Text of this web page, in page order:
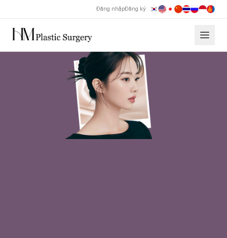
Đăng nhậpĐăng ký
Phẫu thuật chỉnh sửa mũi gồ Thẩm mỹ Hyundai